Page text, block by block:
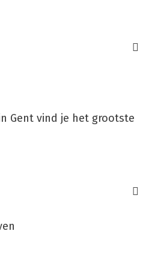
Gent vind je het grootste